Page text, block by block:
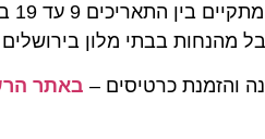
בבתי מלון בירושלים
כרטיסים –באתר